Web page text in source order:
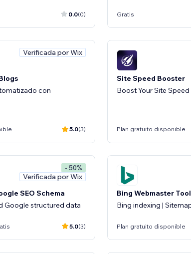
0.0(0) Gratis
Verificada por Wix
con
5.0(3)
Site Speed Booster
Boost Your Site
Plan gratuito disponible
- 50%
Verificada por Wix
SEO Schema
Google structured data
5.0(3)
Bing Webmaster
Bing indexing |
Plan gratuito disponible